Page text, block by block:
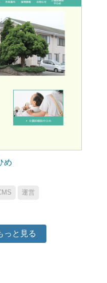
め
運営
っと見る